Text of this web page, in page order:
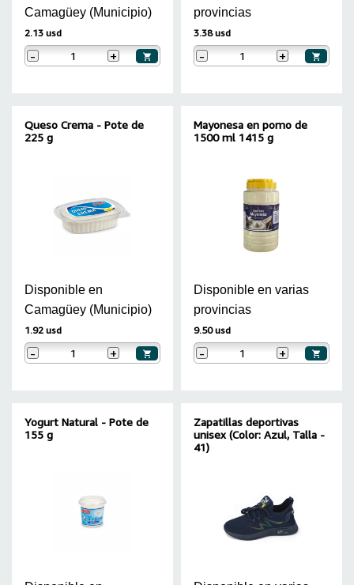
Camagüey (Municipio)
2.13 usd
- +
provincias
3.38 usd
- +
Queso Crema - Pote de
225 g
Disponible en
Camagüey (Municipio)
1.92 usd
- +
Mayonesa en pomo de
1500 ml 1415 g
Disponible en varias
provincias
9.50 usd
- +
Yogurt Natural - Pote de
155 g
Zapatillas deportivas
unisex (Color: Azul, Talla -
41)